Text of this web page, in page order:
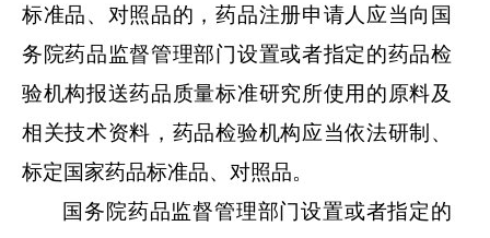
标准品、对照品的，药品注册申请人应当向国
务院药品监督管理部门设置或者指定的药品检
验机构报送药品质量标准研究所使用的原料及
相关技术资料，药品检验机构应当依法研制、
标定国家药品标准品、对照品。
国务院药品监督管理部门设置或者指定的